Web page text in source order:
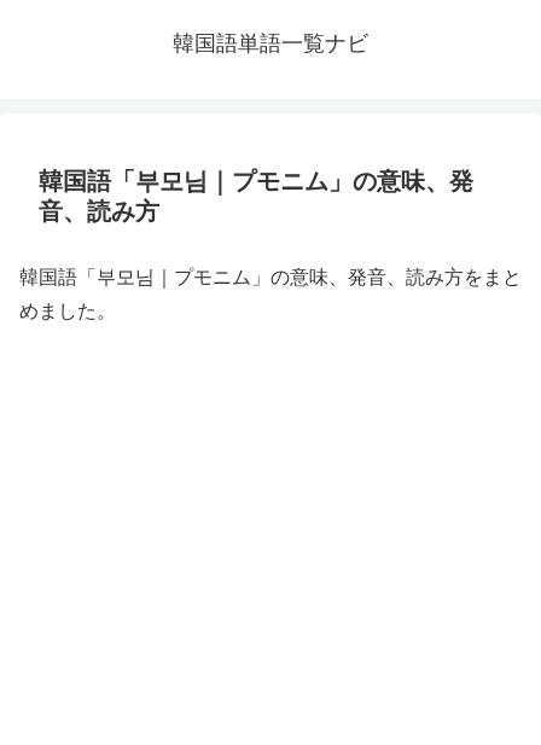
韓国語単語一覧ナビ
韓国語「부모님｜プモニム」の意味、発
音、読み方
韓国語「부모님｜プモニム」の意味、発音、読み方をまと
めました。